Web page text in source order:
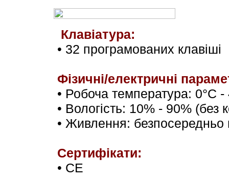
Клавіатура:
• 32 програмованих клавіші
Фізичні/електричні
• Робоча температура: 0°C -
• Вологість: 10% - 90% (без
• Живлення: безпосередньо
Сертифікати:
• CE